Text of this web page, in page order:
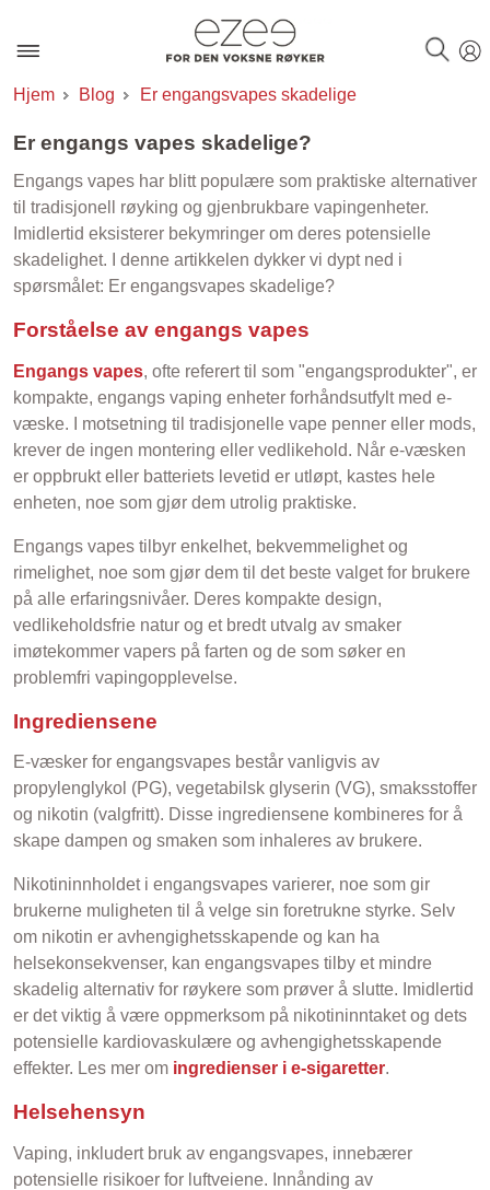
Hjem Blog Er engangsvapes skadelige
Er engangs vapes skadelige?
Engangs vapes har blitt populære som praktiske alternativer
til tradisjonell røyking og gjenbrukbare vapingenheter.
Imidlertid eksisterer bekymringer om deres potensielle
skadelighet. I denne artikkelen dykker vi dypt ned i
spørsmålet: Er engangsvapes skadelige?
Forståelse av engangs vapes
Engangs vapes, ofte referert til som "engangsprodukter", er
kompakte, engangs vaping enheter forhåndsutfylt med e-
væske. I motsetning til tradisjonelle vape penner eller mods,
krever de ingen montering eller vedlikehold. Når e-væsken
er oppbrukt eller batteriets levetid er utløpt, kastes hele
enheten, noe som gjør dem utrolig praktiske.
Engangs vapes tilbyr enkelhet, bekvemmelighet og
rimelighet, noe som gjør dem til det beste valget for brukere
på alle erfaringsnivåer. Deres kompakte design,
vedlikeholdsfrie natur og et bredt utvalg av smaker
imøtekommer vapers på farten og de som søker en
problemfri vapingopplevelse.
Ingrediensene
E-væsker for engangsvapes består vanligvis av
propylenglykol (PG), vegetabilsk glyserin (VG), smaksstoffer
og nikotin (valgfritt). Disse ingrediensene kombineres for å
skape dampen og smaken som inhaleres av brukere.
Nikotininnholdet i engangsvapes varierer, noe som gir
brukerne muligheten til å velge sin foretrukne styrke. Selv
om nikotin er avhengighetsskapende og kan ha
helsekonsekvenser, kan engangsvapes tilby et mindre
skadelig alternativ for røykere som prøver å slutte. Imidlertid
er det viktig å være oppmerksom på nikotininntaket og dets
potensielle kardiovaskulære og avhengighetsskapende
effekter. Les mer om ingredienser i e-sigaretter.
Helsehensyn
Vaping, inkludert bruk av engangsvapes, innebærer
potensielle risikoer for luftveiene. Innånding av